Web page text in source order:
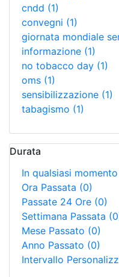
cndd (1)
convegni (1)
giornata mondiale
informazione (1)
no tobacco day (1)
oms (1)
sensibilizzazione (1)
tabagismo (1)
Durata
In qualsiasi momento
Ora Passata (0)
Passate 24 Ore (0)
Settimana Passata
Mese Passato (0)
Anno Passato (0)
Intervallo